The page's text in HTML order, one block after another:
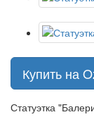
Купить на
Статуэтка